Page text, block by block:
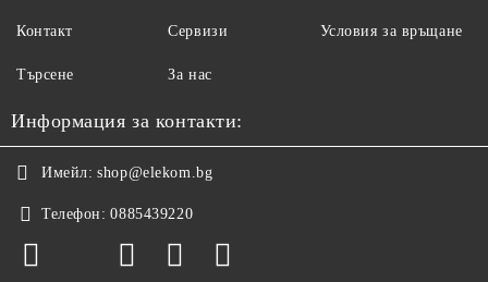
Контакт
Търсене
Сервизи
За нас
Условия за връщане
Информация за контакти:
Имейл: shop@elekom.bg
Телефон: 0885439220